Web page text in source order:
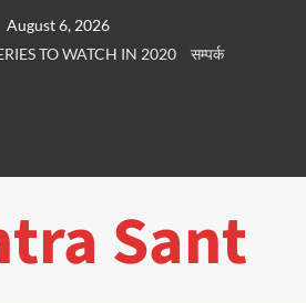
August 6, 2026
TO WATCH IN 2020
सम्पर्क
Sant